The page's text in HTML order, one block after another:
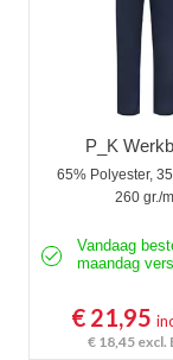
P_K
65% Polyester,
260 gr./
Vandaag
maandag
€ 21,95
€ 18,45 excl.